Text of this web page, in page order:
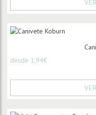
desde 1,94€